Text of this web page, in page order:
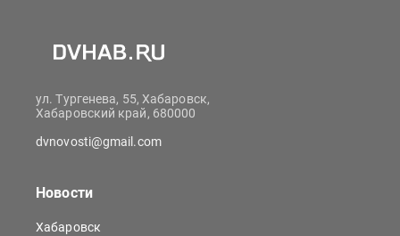
ул. Тургенева, 55, Хабаровск,
Хабаровский край, 680000
dvnovosti@gmail.com
Новости
Хабаровск